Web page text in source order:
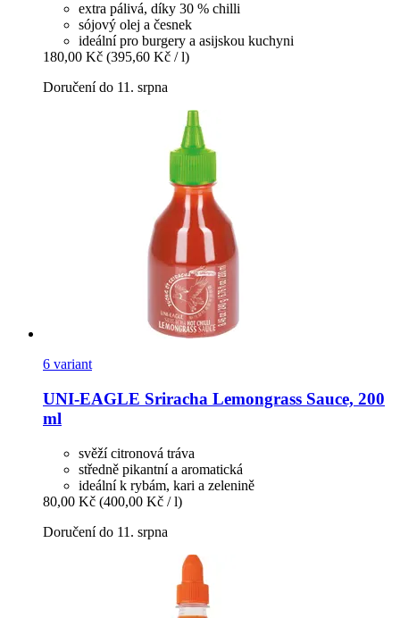
extra pálivá, díky 30 % chilli
sójový olej a česnek
ideální pro burgery a asijskou kuchyni
180,00 Kč (395,60 Kč / l)
Doručení do 11. srpna
6 variant
UNI-EAGLE Sriracha Lemongrass Sauce, 200
ml
svěží citronová tráva
středně pikantní a aromatická
ideální k rybám, kari a zelenině
80,00 Kč (400,00 Kč / l)
Doručení do 11. srpna